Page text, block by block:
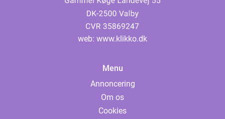
web: www.klikko.dk
Menu
Annoncering
Om os
Cookies